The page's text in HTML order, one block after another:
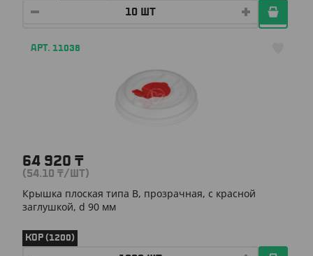
АРТ. 11038
64 920 ₸
(54.10 ₸/ШТ)
Крышка плоская типа B, прозрачная, с красной
заглушкой, d 90 мм
КОР (1200)